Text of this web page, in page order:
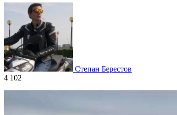
Степан Берестов
4 102